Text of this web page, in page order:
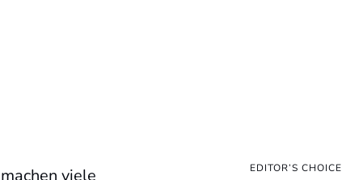
EDITOR’S CHOICE
viele